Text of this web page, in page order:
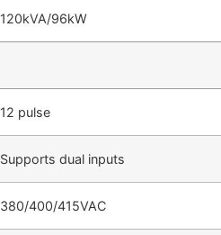
120kVA/96kW
12 pulse
Supports dual inputs
380/400/415VAC